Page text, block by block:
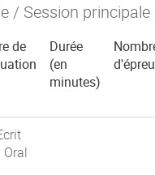
/ Session principale
de
Durée
(en
minutes)